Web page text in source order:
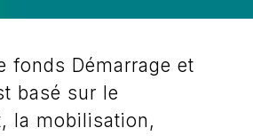
fonds Démarrage et
basé sur le
la mobilisation,